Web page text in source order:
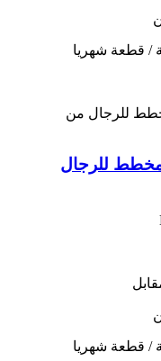
للرجال